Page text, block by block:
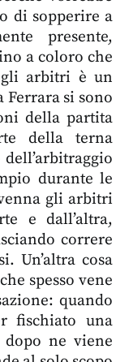
di sopperire a
presente,
a coloro che
arbitri è un
Ferrara si sono
della partita
della terna
durante le
gli arbitri
e dall’altra,
correre
Un’altra cosa
spesso vene
quando
fischiato una
dopo ne viene